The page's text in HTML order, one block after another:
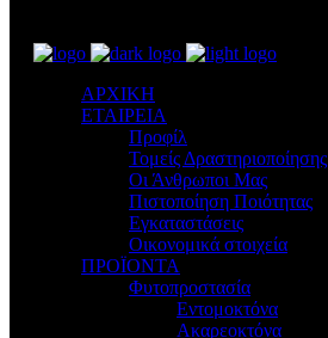
ΑΡΧΙΚΗ
ΕΤΑΙΡΕΙΑ
Προφίλ
Τομείς Δραστηριοποίησης
Οι Άνθρωποι Μας
Πιστοποίηση Ποιότητας
Εγκαταστάσεις
Οικονομικά στοιχεία
ΠΡΟΪΟΝΤΑ
Φυτοπροστασία
Εντομοκτόνα
Ακαρεοκτόνα